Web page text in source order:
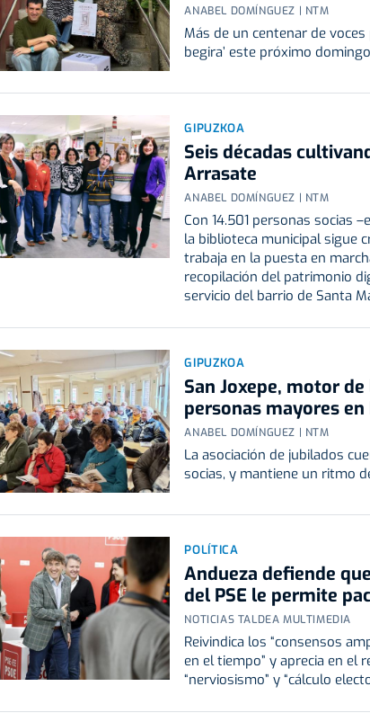
ANABEL DOMÍNGUEZ | NTM
Más de un centenar de
begira’ este próximo
GIPUZKOA
Seis décadas
Arrasate
ANABEL DOMÍNGUEZ | NTM
Con 14.501 personas socias
la biblioteca municipal sigue
trabaja en la puesta en
recopilación del patrimonio
servicio del barrio de Santa
GIPUZKOA
San Joxepe, motor
personas mayores en
ANABEL DOMÍNGUEZ | NTM
La asociación de jubilados
socias, y mantiene un ritmo
POLÍTICA
Andueza defiende
del PSE le permite
NOTICIAS TALDEA MULTIMEDIA
Reivindica los “consensos
en el tiempo” y aprecia en el
“nerviosismo” y “cálculo